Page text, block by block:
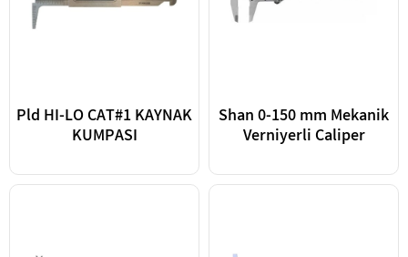
Pld HI-LO CAT#1 KAYNAK
KUMPASI
Shan 0-150 mm Mekanik
Verniyerli Caliper